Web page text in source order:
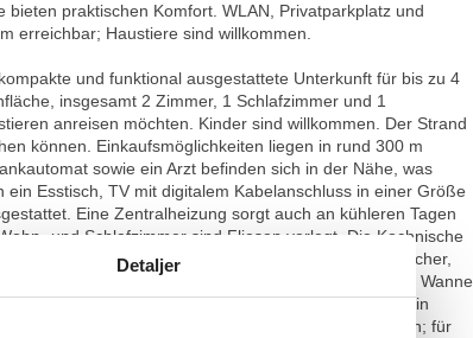
praktischen Komfort. WLAN, Privatparkplatz und
erreichbar; Haustiere sind willkommen.
und funktional ausgestattete Unterkunft für bis zu 4
insgesamt 2 Zimmer, 1 Schlafzimmer und 1
anreisen möchten. Kinder sind willkommen. Der Strand
können. Einkaufsmöglichkeiten liegen in rund 300 m
sowie ein Arzt befinden sich in der Nähe, was
Esstisch, TV mit digitalem Kabelanschluss in einer Größe
Eine Zentralheizung sorgt auch an kühleren Tagen
und Schlafzimmer sind Fliesen verlegt. Die Kochnische
Spülmaschine, Kaffeemaschine, Wasserkocher,
mit Waschbecken, WC, Spiegel und einer Dusche mit Wanne
Wasser zur Verfügung. Zur Ferienwohnung gehört ein
Ein privater Parkplatz ist ebenfalls vorhanden; für
Detaljer